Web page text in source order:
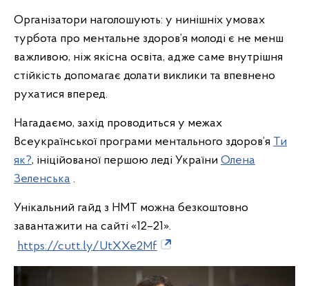
Організатори наголошують: у нинішніх умовах
турбота про ментальне здоров’я молоді є не менш
важливою, ніж якісна освіта, адже саме внутрішня
стійкість допомагає долати виклики та впевнено
рухатися вперед.
Нагадаємо, захід проводиться у межах
Всеукраїнської програми ментального здоров’я Ти
як?, ініційованої першою леді України Олена
Зеленська .
Унікальний гайд з НМТ можна безкоштовно
завантажити на сайті «12–21».
https://cutt.ly/UtXXe2Mf